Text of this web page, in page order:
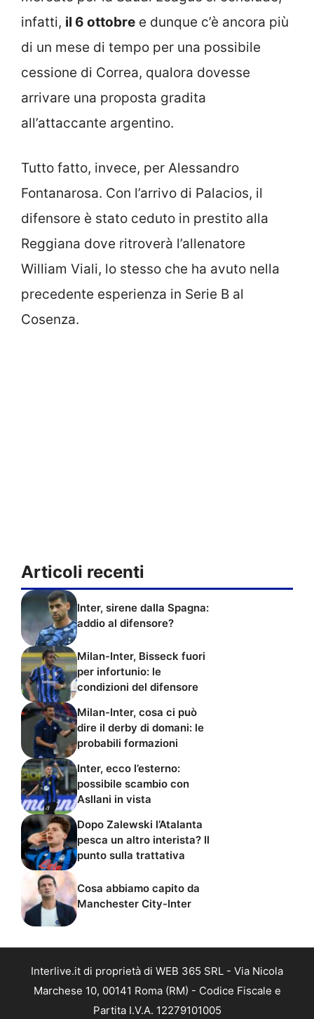
infatti, il 6 ottobre e dunque c’è ancora più
di un mese di tempo per una possibile
cessione di Correa, qualora dovesse
arrivare una proposta gradita
all’attaccante argentino.
Tutto fatto, invece, per Alessandro
Fontanarosa. Con l’arrivo di Palacios, il
difensore è stato ceduto in prestito alla
Reggiana dove ritroverà l’allenatore
William Viali, lo stesso che ha avuto nella
precedente esperienza in Serie B al
Cosenza.
Articoli recenti
Inter, sirene dalla Spagna:
addio al difensore?
Milan-Inter, Bisseck fuori
per infortunio: le
condizioni del difensore
Milan-Inter, cosa ci può
dire il derby di domani: le
probabili formazioni
Inter, ecco l’esterno:
possibile scambio con
Asllani in vista
Dopo Zalewski l’Atalanta
pesca un altro interista? Il
punto sulla trattativa
Cosa abbiamo capito da
Manchester City-Inter
Interlive.it di proprietà di WEB 365 SRL - Via Nicola
Marchese 10, 00141 Roma (RM) - Codice Fiscale e
Partita I.V.A. 12279101005